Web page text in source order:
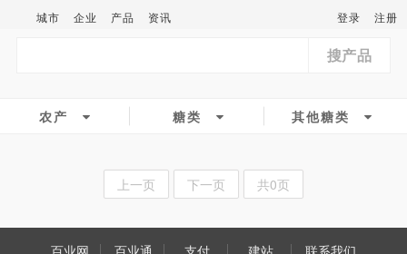
城市 企业 产品 资讯 登录 注册
搜产品
农产 糖类 其他糖类
上一页 下一页 共0页
百业网 百业通 支付 建站 联系我们